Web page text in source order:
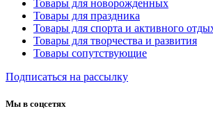
Товары для новорожденных
Товары для праздника
Товары для спорта и активного
Товары для творчества и развития
Товары сопутствующие
Подписаться на рассылку
Мы в соцсетях